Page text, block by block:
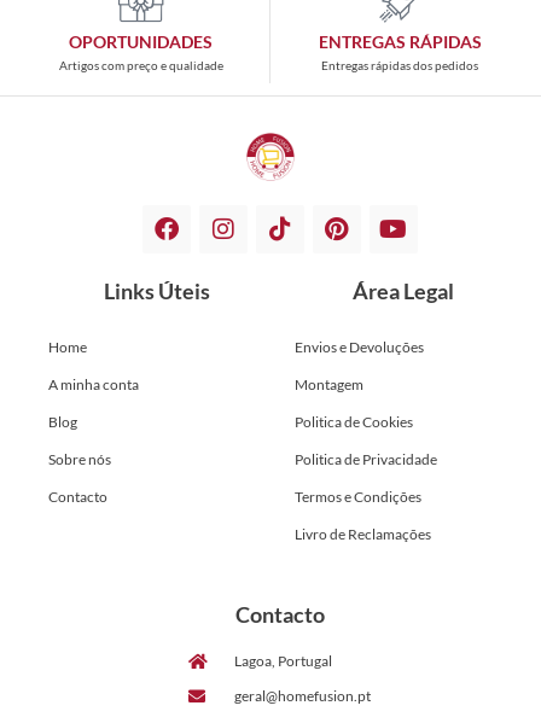
OPORTUNIDADES
Artigos com preço e qualidade
ENTREGAS RÁPIDAS
Entregas rápidas dos pedidos
Links Úteis
Home
A minha conta
Blog
Sobre nós
Contacto
Área Legal
Envios e Devoluções
Montagem
Politica de Cookies
Politica de Privacidade
Termos e Condições
Livro de Reclamações
Contacto
Lagoa, Portugal
geral@homefusion.pt